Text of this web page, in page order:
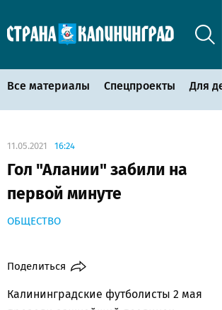
Все материалы Спецпроекты Для
11.05.2021 16:24
Гол "Алании" забили на
первой минуте
ОБЩЕСТВО
Поделиться
Калининградские футболисты 2 мая